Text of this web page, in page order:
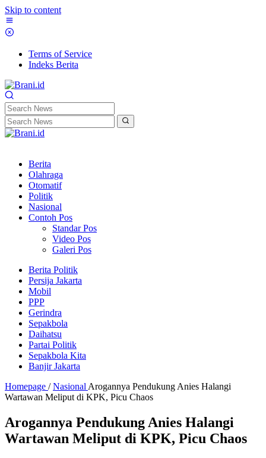
Skip to content
Terms of Service
Indeks Berita
Berita
Olahraga
Otomatif
Politik
Nasional
Contoh Pos
Standar Pos
Video Pos
Galeri Pos
Berita Politik
Persija Jakarta
Mobil
PPP
Gerindra
Sepakbola
Daihatsu
Partai Politik
Sepakbola Kita
Banjir Jakarta
Homepage / Nasional Arogannya Pendukung Anies Halangi
Wartawan Meliput di KPK, Picu Chaos
Arogannya Pendukung Anies Halangi
Wartawan Meliput di KPK, Picu Chaos